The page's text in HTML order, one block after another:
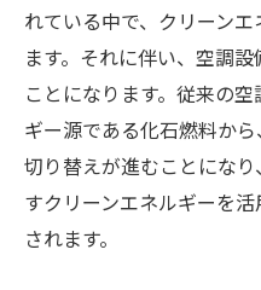
れている中で、クリーン
ます。それに伴い、空調
ことになります。従来の
ギー源である化石燃料か
切り替えが進むことにな
すクリーンエネルギーを
されます。